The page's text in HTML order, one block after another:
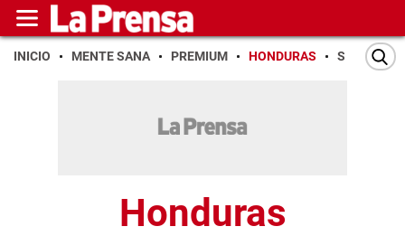
INICIO MENTE SANA PREMIUM HONDURAS SAN PEDRO
Honduras